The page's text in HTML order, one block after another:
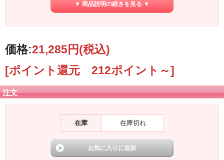
▼ 商品説明の続きを見る ▼
価格:21,285円(税込)
[ポイント還元 212ポイント～]
注文
在庫 在庫切れ